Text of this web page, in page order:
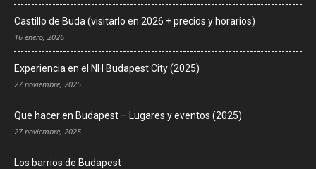
Castillo de Buda (visitarlo en 2026 + precios y horarios)
16 enero, 2026
Experiencia en el NH Budapest City (2025)
27 noviembre, 2025
Que hacer en Budapest – Lugares y eventos (2025)
27 noviembre, 2025
Los barrios de Budapest